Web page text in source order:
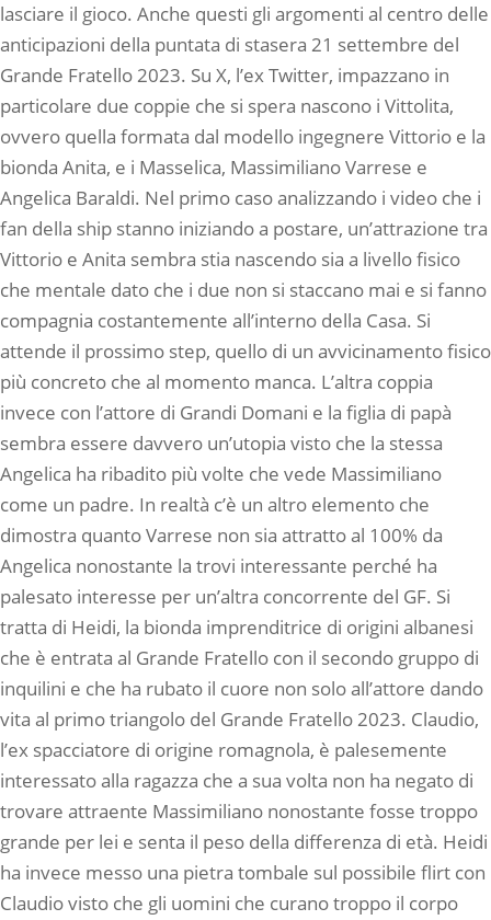
lasciare il gioco. Anche questi gli argomenti al centro delle
anticipazioni della puntata di stasera 21 settembre del
Grande Fratello 2023. Su X, l’ex Twitter, impazzano in
particolare due coppie che si spera nascono i Vittolita,
ovvero quella formata dal modello ingegnere Vittorio e la
bionda Anita, e i Masselica, Massimiliano Varrese e
Angelica Baraldi. Nel primo caso analizzando i video che i
fan della ship stanno iniziando a postare, un’attrazione tra
Vittorio e Anita sembra stia nascendo sia a livello fisico
che mentale dato che i due non si staccano mai e si fanno
compagnia costantemente all’interno della Casa. Si
attende il prossimo step, quello di un avvicinamento fisico
più concreto che al momento manca. L’altra coppia
invece con l’attore di Grandi Domani e la figlia di papà
sembra essere davvero un’utopia visto che la stessa
Angelica ha ribadito più volte che vede Massimiliano
come un padre. In realtà c’è un altro elemento che
dimostra quanto Varrese non sia attratto al 100% da
Angelica nonostante la trovi interessante perché ha
palesato interesse per un’altra concorrente del GF. Si
tratta di Heidi, la bionda imprenditrice di origini albanesi
che è entrata al Grande Fratello con il secondo gruppo di
inquilini e che ha rubato il cuore non solo all’attore dando
vita al primo triangolo del Grande Fratello 2023. Claudio,
l’ex spacciatore di origine romagnola, è palesemente
interessato alla ragazza che a sua volta non ha negato di
trovare attraente Massimiliano nonostante fosse troppo
grande per lei e senta il peso della differenza di età. Heidi
ha invece messo una pietra tombale sul possibile flirt con
Claudio visto che gli uomini che curano troppo il corpo